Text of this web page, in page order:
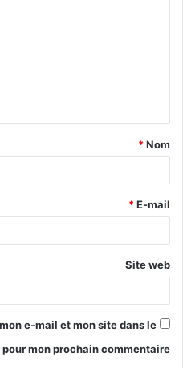
Nom
*
E-mail
*
Site web
e-mail et mon site dans le
mon prochain commentaire.